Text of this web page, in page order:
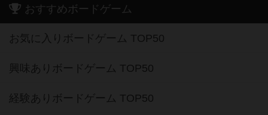
おすすめボードゲーム
お気に入りボードゲーム TOP50
興味ありボードゲーム TOP50
経験ありボードゲーム TOP50